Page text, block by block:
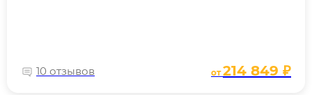
10 отзывов от214 849 ₽